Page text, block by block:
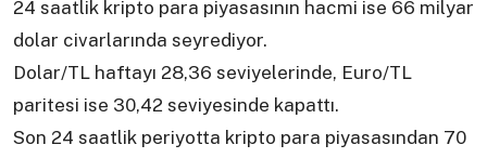
24 saatlik kripto para piyasasının hacmi ise 66 milyar
dolar civarlarında seyrediyor.
Dolar/TL haftayı 28,36 seviyelerinde, Euro/TL
paritesi ise 30,42 seviyesinde kapattı.
Son 24 saatlik periyotta kripto para piyasasından 70